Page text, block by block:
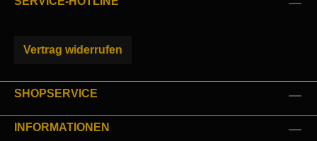
Vertrag widerrufen
SHOPSERVICE
INFORMATIONEN